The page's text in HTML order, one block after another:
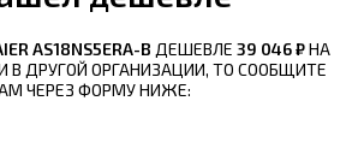
AS18NS5ERA-B ДЕШЕВЛЕ 39 046 ₽НА
В ДРУГОЙ ОРГАНИЗАЦИИ, ТО СООБЩИТЕ
ЧЕРЕЗ ФОРМУ НИЖЕ: